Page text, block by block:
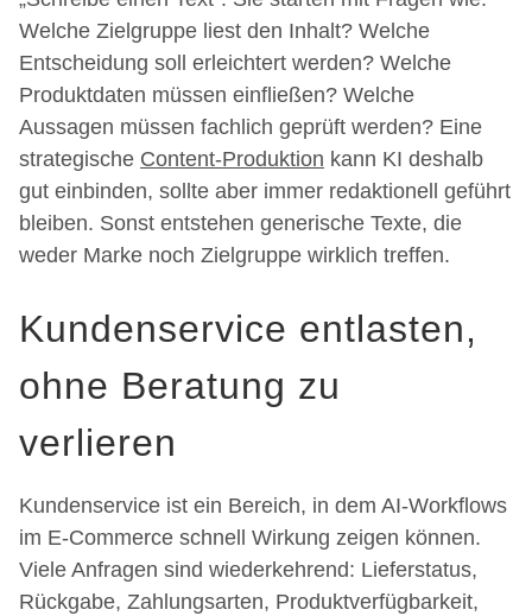
Welche Zielgruppe liest den Inhalt? Welche
Entscheidung soll erleichtert werden? Welche
Produktdaten müssen einfließen? Welche
Aussagen müssen fachlich geprüft werden? Eine
strategische Content-Produktion kann KI deshalb
gut einbinden, sollte aber immer redaktionell geführt
bleiben. Sonst entstehen generische Texte, die
weder Marke noch Zielgruppe wirklich treffen.
Kundenservice entlasten,
ohne Beratung zu
verlieren
Kundenservice ist ein Bereich, in dem AI-Workflows
im E-Commerce schnell Wirkung zeigen können.
Viele Anfragen sind wiederkehrend: Lieferstatus,
Rückgabe, Zahlungsarten, Produktverfügbarkeit,